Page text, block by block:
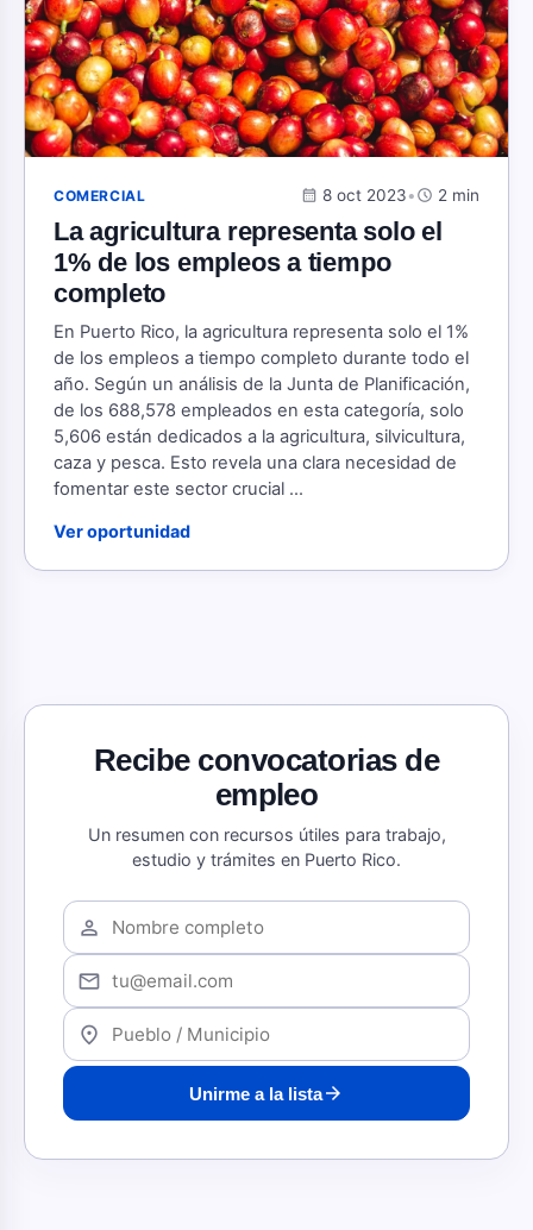
COMERCIAL calendar_month 8 oct 2023•schedule 2 min
La agricultura representa solo el
1% de los empleos a tiempo
completo
En Puerto Rico, la agricultura representa solo el 1%
de los empleos a tiempo completo durante todo el
año. Según un análisis de la Junta de Planificación,
de los 688,578 empleados en esta categoría, solo
5,606 están dedicados a la agricultura, silvicultura,
caza y pesca. Esto revela una clara necesidad de
fomentar este sector crucial ...
Ver oportunidad
Recibe convocatorias de
empleo
Un resumen con recursos útiles para trabajo,
estudio y trámites en Puerto Rico.
person
mail
location_on
Unirme a la listaarrow_forward